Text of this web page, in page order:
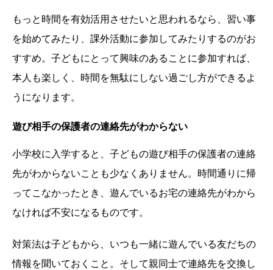
もっと時間を有効活用させたいと思われるなら、習い事
を始めてみたり、課外活動に参加してみたりするのがお
すすめ。子どもにとって興味のあることに参加すれば、
本人も楽しく、時間を無駄にしない過ごし方ができるよ
うになります。
遊び相手の保護者の連絡先がわからない
小学校に入学すると、子どもの遊び相手の保護者の連絡
先がわからないことも少なくありません。時間通りに帰
ってこなかったとき、遊んでいるお宅の連絡先がわから
なければ不安になるものです。
対策法は子どもから、いつも一緒に遊んでいる友だちの
情報を聞いておくこと。そして親同士で連絡先を交換し